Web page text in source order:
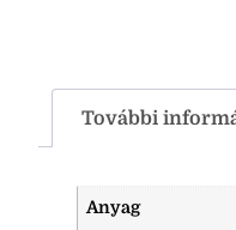
További
Anyag